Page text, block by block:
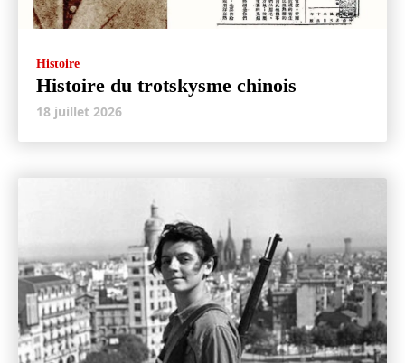
Histoire
Histoire du trotskysme chinois
18 juillet 2026